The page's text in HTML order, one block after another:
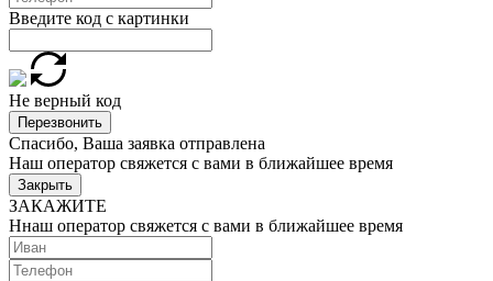
Введите код с картинки
Не верный код
Перезвонить
Спасибо, Ваша заявка отправлена
Наш оператор свяжется с вами в ближайшее время
Закрыть
ЗАКАЖИТЕ
Ннаш оператор свяжется с вами в ближайшее время